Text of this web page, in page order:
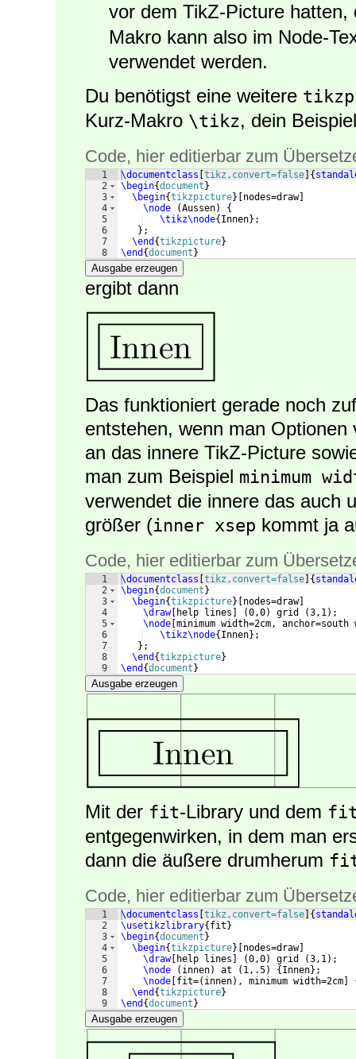
vor dem TikZ-Picture
Makro kann also im Node-
verwendet werden.
Du benötigst eine weitere
Kurz-Makro \tikz, dein
Code, hier editierbar zum
1
2
3
4
5
6
7
8
\documentclass tikz,convert=false {
\begin{document }
\begin{tikzpicture} nodes=draw]
\node
(Aussen)
{
\tikz\node{ Innen} ;
} ;
\end {tikzpicture}
\end {document }
Ausgabe erzeugen
ergibt dann
Das funktioniert gerade noch
entstehen, wenn man
an das innere TikZ-Picture
man zum Beispiel minimum
verwendet die innere das auch
größer (inner xsep kommt ja
Code, hier editierbar zum
1
2
3
4
5
6
7
8
9
\documentclass tikz,convert=false {
\begin{document }
\begin{tikzpicture} nodes=draw]
\draw[ help lines (0,0) grid (3,1) ;
\node minimum width=2cm, anchor=south
\tikz\node{ Innen} ;
} ;
\end {tikzpicture}
\end {document }
Ausgabe erzeugen
Mit der fit-Library und dem
entgegenwirken, in dem man
dann die äußere drumherum
Code, hier editierbar zum
1
2
3
4
5
6
7
8
9
\documentclass tikz,convert=false {
\usetikzlibrary{ fit }
\begin{document }
\begin{tikzpicture} nodes=draw]
\draw[ help lines (0,0) grid (3,1) ;
\node
( innen) at ( 1,.5) { Innen} ;
\node fit=( innen) , minimum width=2cm
\end {tikzpicture}
\end {document }
Ausgabe erzeugen